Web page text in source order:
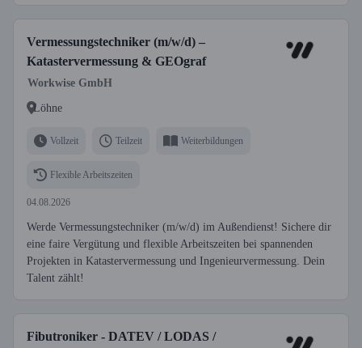
Vermessungstechniker (m/w/d) –
Katastervermessung & GEOgraf
Workwise GmbH
Löhne
Vollzeit Teilzeit Weiterbildungen
Flexible Arbeitszeiten
04.08.2026
Werde Vermessungstechniker (m/w/d) im Außendienst! Sichere dir
eine faire Vergütung und flexible Arbeitszeiten bei spannenden
Projekten in Katastervermessung und Ingenieurvermessung. Dein
Talent zählt!
Fibutroniker - DATEV / LODAS /